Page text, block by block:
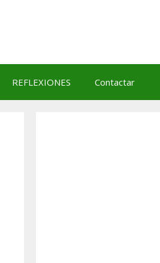
REFLEXIONES Contactar